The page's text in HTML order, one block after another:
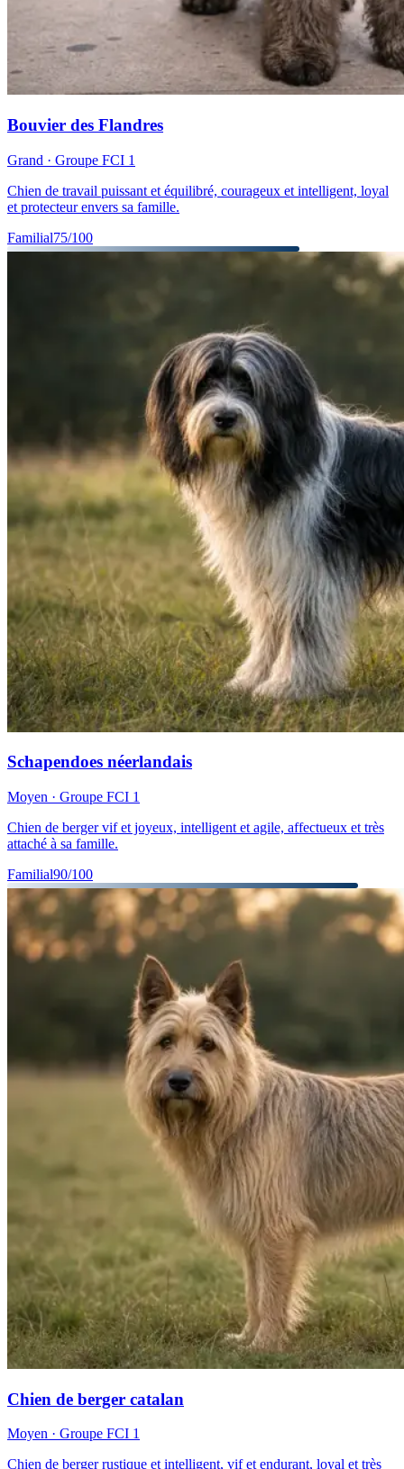
Bouvier des Flandres
Grand · Groupe FCI 1
Chien de travail puissant et équilibré, courageux et intelligent, loyal
et protecteur envers sa famille.
Familial75/100
Schapendoes néerlandais
Moyen · Groupe FCI 1
Chien de berger vif et joyeux, intelligent et agile, affectueux et très
attaché à sa famille.
Familial90/100
Chien de berger catalan
Moyen · Groupe FCI 1
Chien de berger rustique et intelligent, vif et endurant, loyal et très